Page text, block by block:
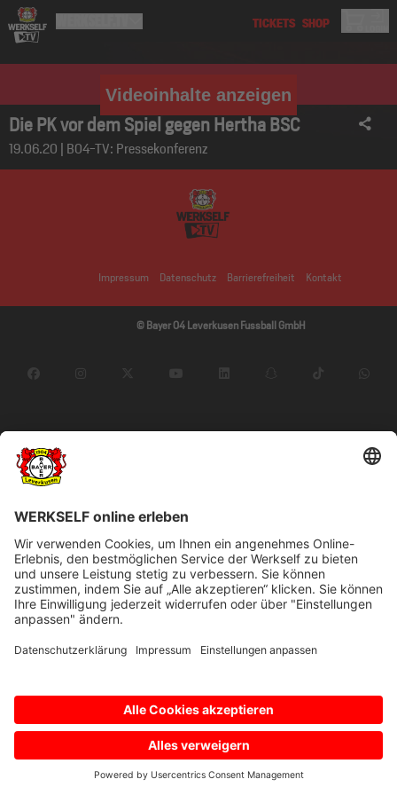
Videoinhalte anzeigen
Die PK vor dem Spiel gegen Hertha BSC
19.06.20 | B04-TV: Pressekonferenz
Impressum Datenschutz Barrierefreiheit Kontakt
© Bayer 04 Leverkusen Fussball GmbH